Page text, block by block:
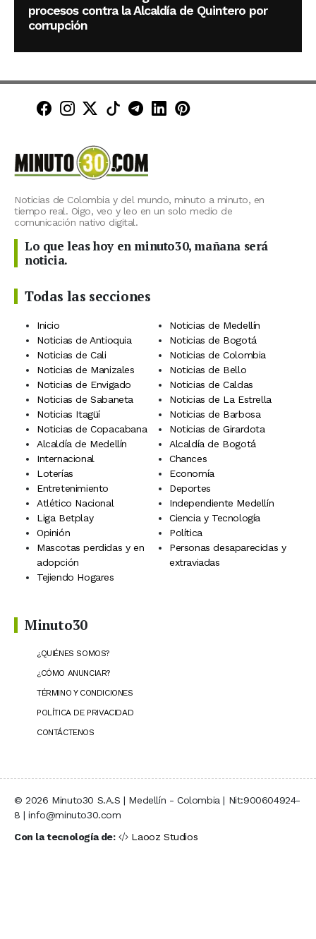
procesos contra la Alcaldía de Quintero por
corrupción
Minuto30 en Facebook
Minuto30 en Instagram
Minuto30 en X (Twitter)
Minuto30 en TikTok
Canal de Minuto30 en
Minuto30 en LinkedIn
Minuto30 en
Noticias de Colombia y del mundo, minuto a minuto, en
tiempo real. Oigo, veo y leo en un solo medio de
comunicación nativo digital.
Lo que leas hoy en minuto30, mañana será
noticia.
Todas las secciones
Inicio
Noticias de Medellín
Noticias de Antioquia
Noticias de Bogotá
Noticias de Cali
Noticias de Colombia
Noticias de Manizales
Noticias de Bello
Noticias de Envigado
Noticias de Caldas
Noticias de Sabaneta
Noticias de La Estrella
Noticias Itagüí
Noticias de Barbosa
Noticias de Copacabana
Noticias de Girardota
Alcaldía de Medellín
Alcaldía de Bogotá
Internacional
Chances
Loterías
Economía
Entretenimiento
Deportes
Atlético Nacional
Independiente Medellín
Liga Betplay
Ciencia y Tecnología
Opinión
Política
Mascotas perdidas y en
adopción
Personas desaparecidas y
extraviadas
Tejiendo Hogares
Minuto30
¿QUIÉNES SOMOS?
¿CÓMO ANUNCIAR?
TÉRMINO Y CONDICIONES
POLÍTICA DE PRIVACIDAD
CONTÁCTENOS
© 2026 Minuto30 S.A.S | Medellín - Colombia | Nit:900604924-
8 | info@minuto30.com
Con la tecnología de:
Laooz Studios